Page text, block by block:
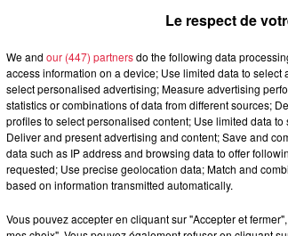
TER FLUO.
Les trois week-ends de
15 ou 20€ selon la distance proposée.
les trains TER sont concernés.
digitale sur le siteTER Grand Est,Oui
Le respect de
We and our (447) partnersdo the following data
access information on a device; Use limited data to
select personalised advertising; Measure advertising
statistics or combinations of data from different sources;
profiles to select personalised content; Use limited data
Deliver and present advertising and content; Save and
data such as IP address and browsing data to offer
requested; Use precise geolocation data; Match and
based on information transmitted automatically.
Vous pouvez accepter en cliquant sur "Accepter et